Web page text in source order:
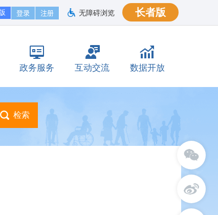
长者版
无障碍浏览
政务服务 互动交流 数据开放